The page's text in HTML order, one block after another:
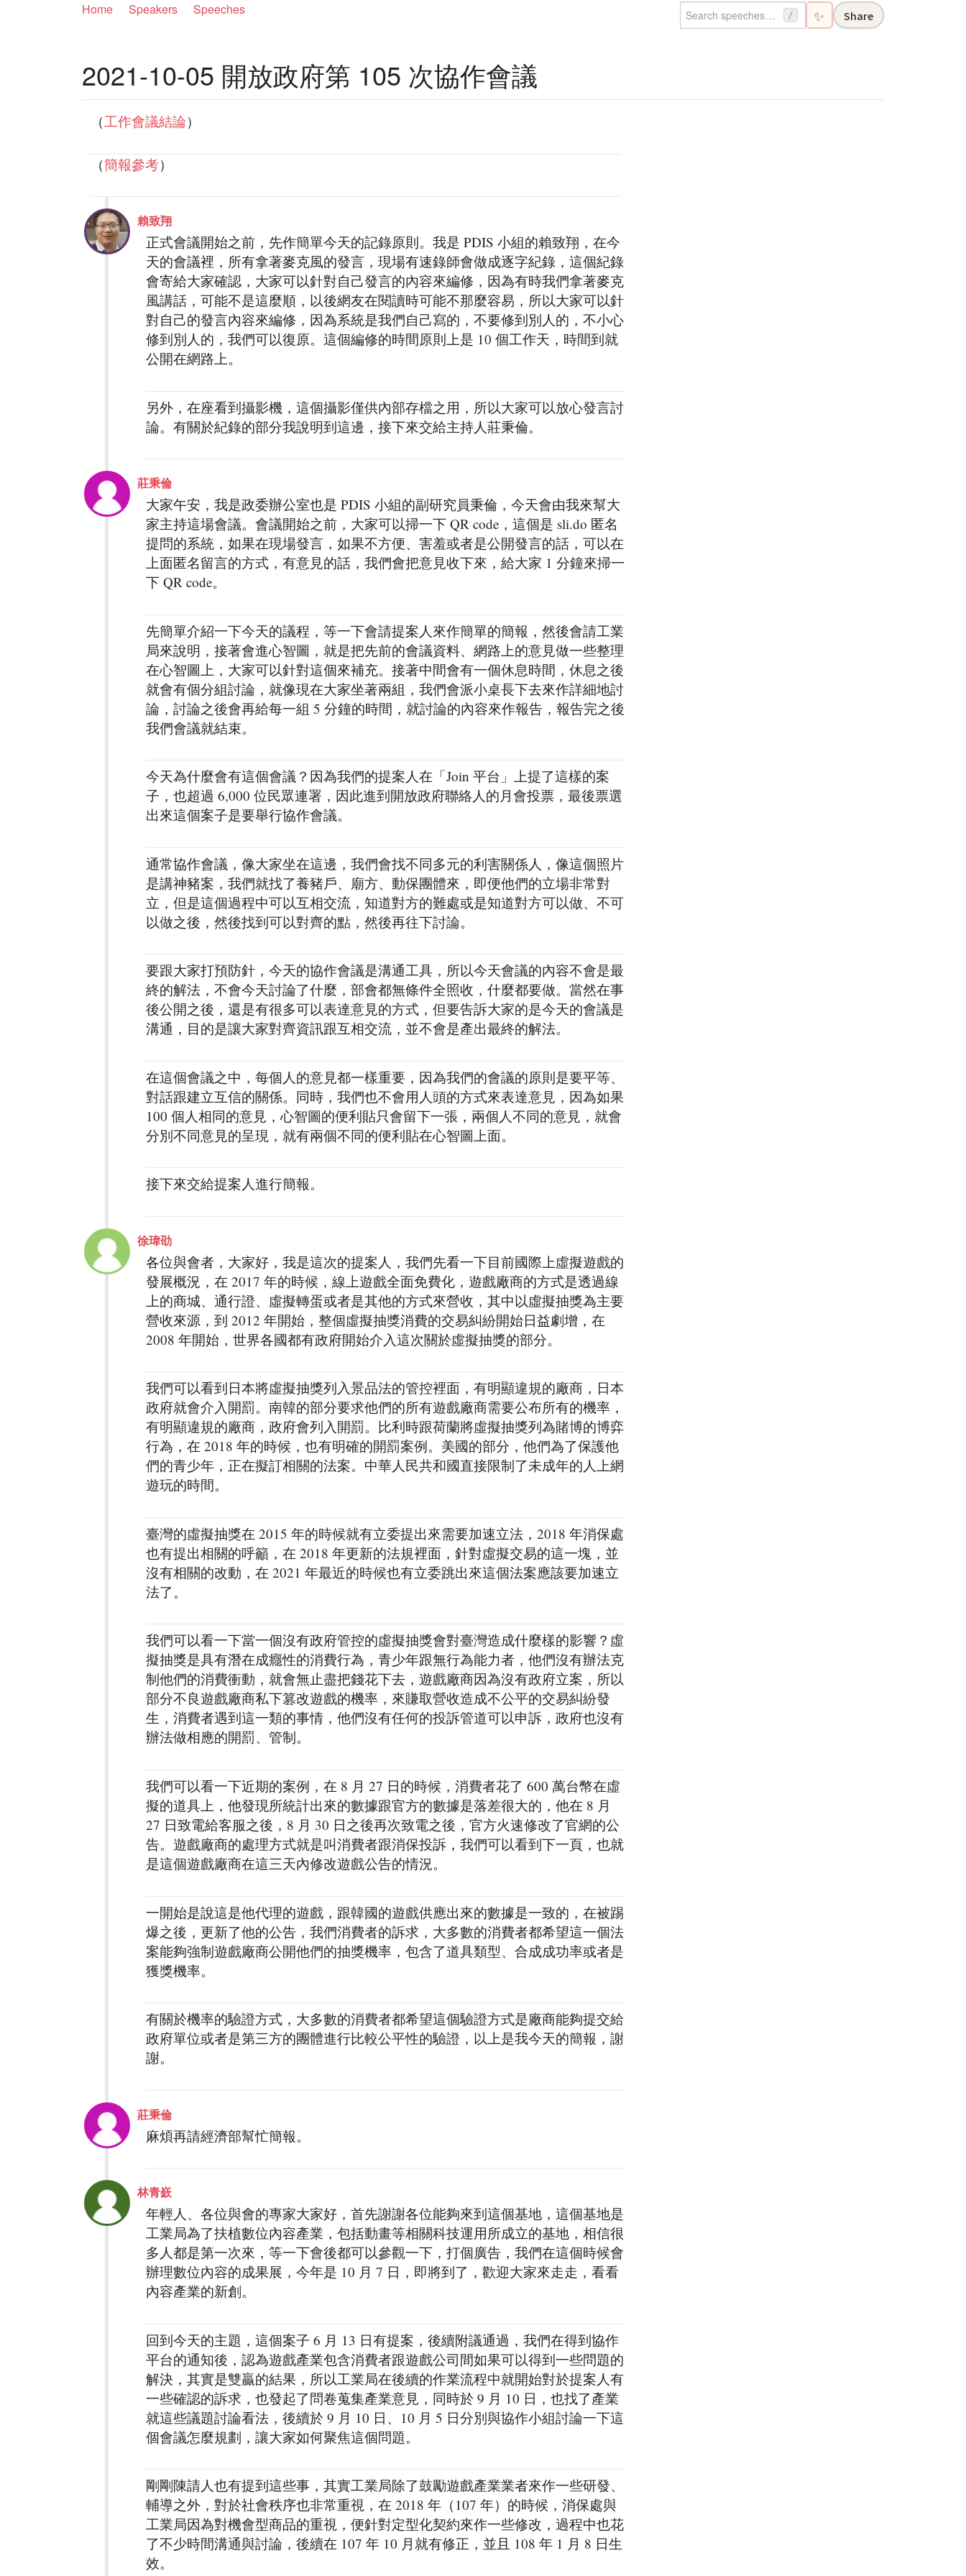
Home Speakers Speeches / ✨ Share
2021-10-05 開放政府第 105 次協作會議
（工作會議結論）
（簡報參考）
賴致翔
正式會議開始之前，先作簡單今天的記錄原則。我是 PDIS 小組的賴致翔，在今
天的會議裡，所有拿著麥克風的發言，現場有速錄師會做成逐字紀錄，這個紀錄
會寄給大家確認，大家可以針對自己發言的內容來編修，因為有時我們拿著麥克
風講話，可能不是這麼順，以後網友在閱讀時可能不那麼容易，所以大家可以針
對自己的發言內容來編修，因為系統是我們自己寫的，不要修到別人的，不小心
修到別人的，我們可以復原。這個編修的時間原則上是 10 個工作天，時間到就
公開在網路上。
另外，在座看到攝影機，這個攝影僅供內部存檔之用，所以大家可以放心發言討
論。有關於紀錄的部分我說明到這邊，接下來交給主持人莊秉倫。
莊秉倫
大家午安，我是政委辦公室也是 PDIS 小組的副研究員秉倫，今天會由我來幫大
家主持這場會議。會議開始之前，大家可以掃一下 QR code，這個是 sli.do 匿名
提問的系統，如果在現場發言，如果不方便、害羞或者是公開發言的話，可以在
上面匿名留言的方式，有意見的話，我們會把意見收下來，給大家 1 分鐘來掃一
下 QR code。
先簡單介紹一下今天的議程，等一下會請提案人來作簡單的簡報，然後會請工業
局來說明，接著會進心智圖，就是把先前的會議資料、網路上的意見做一些整理
在心智圖上，大家可以針對這個來補充。接著中間會有一個休息時間，休息之後
就會有個分組討論，就像現在大家坐著兩組，我們會派小桌長下去來作詳細地討
論，討論之後會再給每一組 5 分鐘的時間，就討論的內容來作報告，報告完之後
我們會議就結束。
今天為什麼會有這個會議？因為我們的提案人在「Join 平台」上提了這樣的案
子，也超過 6,000 位民眾連署，因此進到開放政府聯絡人的月會投票，最後票選
出來這個案子是要舉行協作會議。
通常協作會議，像大家坐在這邊，我們會找不同多元的利害關係人，像這個照片
是講神豬案，我們就找了養豬戶、廟方、動保團體來，即便他們的立場非常對
立，但是這個過程中可以互相交流，知道對方的難處或是知道對方可以做、不可
以做之後，然後找到可以對齊的點，然後再往下討論。
要跟大家打預防針，今天的協作會議是溝通工具，所以今天會議的內容不會是最
終的解法，不會今天討論了什麼，部會都無條件全照收，什麼都要做。當然在事
後公開之後，還是有很多可以表達意見的方式，但要告訴大家的是今天的會議是
溝通，目的是讓大家對齊資訊跟互相交流，並不會是產出最終的解法。
在這個會議之中，每個人的意見都一樣重要，因為我們的會議的原則是要平等、
對話跟建立互信的關係。同時，我們也不會用人頭的方式來表達意見，因為如果
100 個人相同的意見，心智圖的便利貼只會留下一張，兩個人不同的意見，就會
分別不同意見的呈現，就有兩個不同的便利貼在心智圖上面。
接下來交給提案人進行簡報。
徐瑋劭
各位與會者，大家好，我是這次的提案人，我們先看一下目前國際上虛擬遊戲的
發展概況，在 2017 年的時候，線上遊戲全面免費化，遊戲廠商的方式是透過線
上的商城、通行證、虛擬轉蛋或者是其他的方式來營收，其中以虛擬抽獎為主要
營收來源，到 2012 年開始，整個虛擬抽獎消費的交易糾紛開始日益劇增，在
2008 年開始，世界各國都有政府開始介入這次關於虛擬抽獎的部分。
我們可以看到日本將虛擬抽獎列入景品法的管控裡面，有明顯違規的廠商，日本
政府就會介入開罰。南韓的部分要求他們的所有遊戲廠商需要公布所有的機率，
有明顯違規的廠商，政府會列入開罰。比利時跟荷蘭將虛擬抽獎列為賭博的博弈
行為，在 2018 年的時候，也有明確的開罰案例。美國的部分，他們為了保護他
們的青少年，正在擬訂相關的法案。中華人民共和國直接限制了未成年的人上網
遊玩的時間。
臺灣的虛擬抽獎在 2015 年的時候就有立委提出來需要加速立法，2018 年消保處
也有提出相關的呼籲，在 2018 年更新的法規裡面，針對虛擬交易的這一塊，並
沒有相關的改動，在 2021 年最近的時候也有立委跳出來這個法案應該要加速立
法了。
我們可以看一下當一個沒有政府管控的虛擬抽獎會對臺灣造成什麼樣的影響？虛
擬抽獎是具有潛在成癮性的消費行為，青少年跟無行為能力者，他們沒有辦法克
制他們的消費衝動，就會無止盡把錢花下去，遊戲廠商因為沒有政府立案，所以
部分不良遊戲廠商私下篡改遊戲的機率，來賺取營收造成不公平的交易糾紛發
生，消費者遇到這一類的事情，他們沒有任何的投訴管道可以申訴，政府也沒有
辦法做相應的開罰、管制。
我們可以看一下近期的案例，在 8 月 27 日的時候，消費者花了 600 萬台幣在虛
擬的道具上，他發現所統計出來的數據跟官方的數據是落差很大的，他在 8 月
27 日致電給客服之後，8 月 30 日之後再次致電之後，官方火速修改了官網的公
告。遊戲廠商的處理方式就是叫消費者跟消保投訴，我們可以看到下一頁，也就
是這個遊戲廠商在這三天內修改遊戲公告的情況。
一開始是說這是他代理的遊戲，跟韓國的遊戲供應出來的數據是一致的，在被踢
爆之後，更新了他的公告，我們消費者的訴求，大多數的消費者都希望這一個法
案能夠強制遊戲廠商公開他們的抽獎機率，包含了道具類型、合成成功率或者是
獲獎機率。
有關於機率的驗證方式，大多數的消費者都希望這個驗證方式是廠商能夠提交給
政府單位或者是第三方的團體進行比較公平性的驗證，以上是我今天的簡報，謝
謝。
莊秉倫
麻煩再請經濟部幫忙簡報。
林青嶔
年輕人、各位與會的專家大家好，首先謝謝各位能夠來到這個基地，這個基地是
工業局為了扶植數位內容產業，包括動畫等相關科技運用所成立的基地，相信很
多人都是第一次來，等一下會後都可以參觀一下，打個廣告，我們在這個時候會
辦理數位內容的成果展，今年是 10 月 7 日，即將到了，歡迎大家來走走，看看
內容產業的新創。
回到今天的主題，這個案子 6 月 13 日有提案，後續附議通過，我們在得到協作
平台的通知後，認為遊戲產業包含消費者跟遊戲公司間如果可以得到一些問題的
解決，其實是雙贏的結果，所以工業局在後續的作業流程中就開始對於提案人有
一些確認的訴求，也發起了問卷蒐集產業意見，同時於 9 月 10 日，也找了產業
就這些議題討論看法，後續於 9 月 10 日、10 月 5 日分別與協作小組討論一下這
個會議怎麼規劃，讓大家如何聚焦這個問題。
剛剛陳請人也有提到這些事，其實工業局除了鼓勵遊戲產業業者來作一些研發、
輔導之外，對於社會秩序也非常重視，在 2018 年（107 年）的時候，消保處與
工業局因為對機會型商品的重視，便針對定型化契約來作一些修改，過程中也花
了不少時間溝通與討論，後續在 107 年 10 月就有修正，並且 108 年 1 月 8 日生
效。